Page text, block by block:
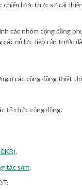
lược thực sự cải
các nhóm cộng đồng
nỗ lực tiếp cận trước
ở các cộng đồng thiệt
tổ chức cộng đồng.
.
tác sớm(External link)
.